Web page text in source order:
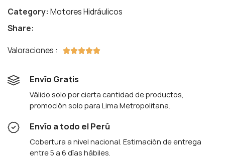
Category: Motores Hidráulicos
Share:
Valoraciones : 
Envío Gratis
Válido solo por cierta cantidad de productos,
promoción solo para Lima Metropolitana.
Envío a todo el Perú
Cobertura a nivel nacional. Estimación de entrega
entre 5 a 6 días hábiles.